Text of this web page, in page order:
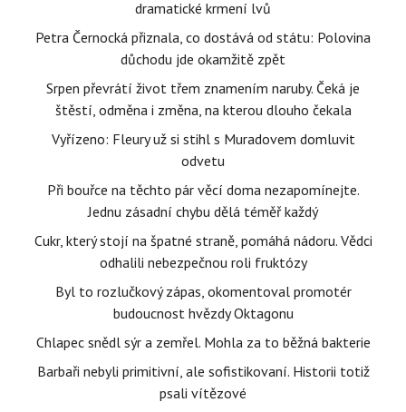
dramatické krmení lvů
Petra Černocká přiznala, co dostává od státu: Polovina
důchodu jde okamžitě zpět
Srpen převrátí život třem znamením naruby. Čeká je
štěstí, odměna i změna, na kterou dlouho čekala
Vyřízeno: Fleury už si stihl s Muradovem domluvit
odvetu
Při bouřce na těchto pár věcí doma nezapomínejte.
Jednu zásadní chybu dělá téměř každý
Cukr, který stojí na špatné straně, pomáhá nádoru. Vědci
odhalili nebezpečnou roli fruktózy
Byl to rozlučkový zápas, okomentoval promotér
budoucnost hvězdy Oktagonu
Chlapec snědl sýr a zemřel. Mohla za to běžná bakterie
Barbaři nebyli primitivní, ale sofistikovaní. Historii totiž
psali vítězové